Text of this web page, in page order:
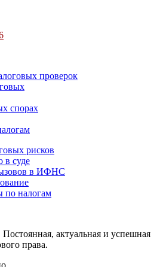
проверок
спорах
рисков
в суде
в ИФНС
по налогам
актуальная и успешная
права.